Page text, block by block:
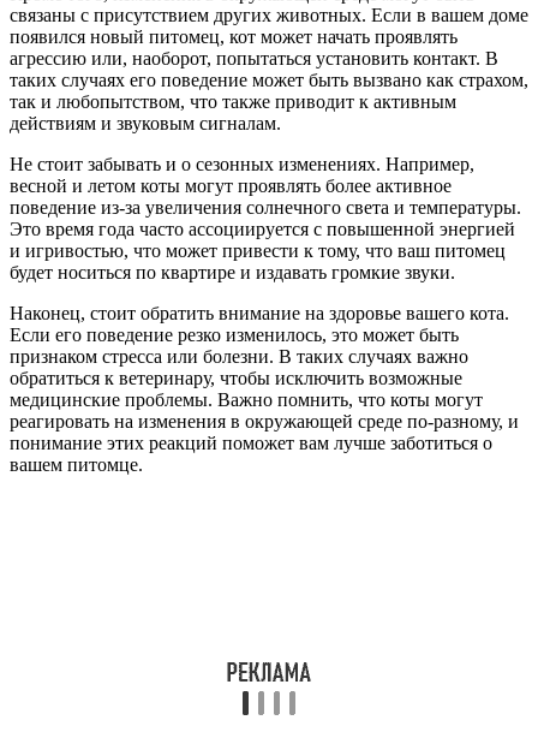
связаны с присутствием других животных. Если в вашем доме
появился новый питомец, кот может начать проявлять
агрессию или, наоборот, попытаться установить контакт. В
таких случаях его поведение может быть вызвано как страхом,
так и любопытством, что также приводит к активным
действиям и звуковым сигналам.
Не стоит забывать и о сезонных изменениях. Например,
весной и летом коты могут проявлять более активное
поведение из-за увеличения солнечного света и температуры.
Это время года часто ассоциируется с повышенной энергией
и игривостью, что может привести к тому, что ваш питомец
будет носиться по квартире и издавать громкие звуки.
Наконец, стоит обратить внимание на здоровье вашего кота.
Если его поведение резко изменилось, это может быть
признаком стресса или болезни. В таких случаях важно
обратиться к ветеринару, чтобы исключить возможные
медицинские проблемы. Важно помнить, что коты могут
реагировать на изменения в окружающей среде по-разному, и
понимание этих реакций поможет вам лучше заботиться о
вашем питомце.